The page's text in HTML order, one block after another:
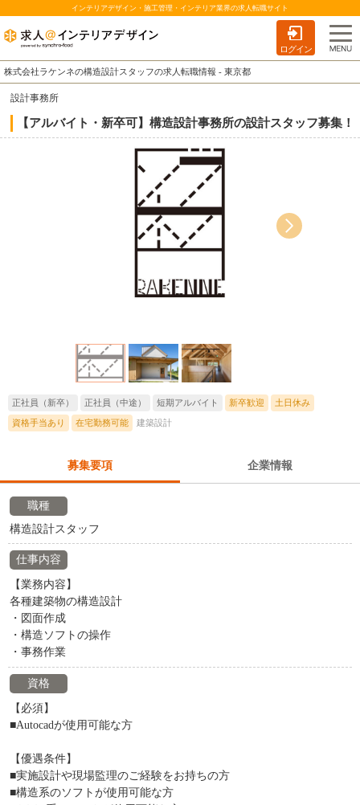
インテリアデザイン・施工管理・インテリア業界の求人転職サイト
ログイン
株式会社ラケンネの構造設計スタッフの求人転職情報 - 東京都
設計事務所
【アルバイト・新卒可】構造設計事務所の設計スタッフ募集！
正社員（新卒） 正社員（中途） 短期アルバイト 新卒歓迎 土日休み
資格手当あり 在宅勤務可能 建築設計
募集要項 企業情報
職種
構造設計スタッフ
仕事内容
【業務内容】
各種建築物の構造設計
・図面作成
・構造ソフトの操作
・事務作業
資格
【必須】
■Autocadが使用可能な方
【優遇条件】
■実施設計や現場監理のご経験をお持ちの方
■構造系のソフトが使用可能な方